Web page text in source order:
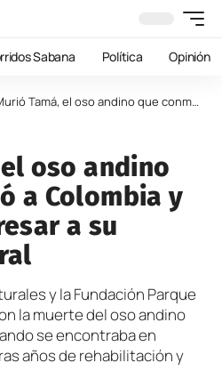
Sabana Política Opinión
Tamá, el oso andino que conmovió a Colombia y no logró regresar a su hábitat natural
oso andino
a Colombia y
a su
y la Fundación Parque
la muerte del oso andino
se encontraba en
años de rehabilitación y